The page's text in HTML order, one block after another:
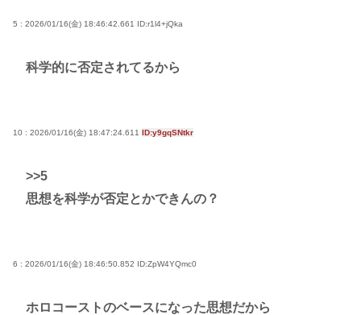
5 : 2026/01/16(金) 18:46:42.661 ID:r1l4+jQka
科学的に否定されてるから
10 : 2026/01/16(金) 18:47:24.611 ID:y9gqSNtkr
>>5
思想を科学が否定とかできんの？
6 : 2026/01/16(金) 18:46:50.852 ID:ZpW4YQmc0
ホロコーストのベースになった思想だから